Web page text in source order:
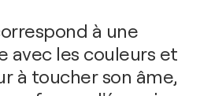
à une
avec les couleurs et
à toucher son âme,